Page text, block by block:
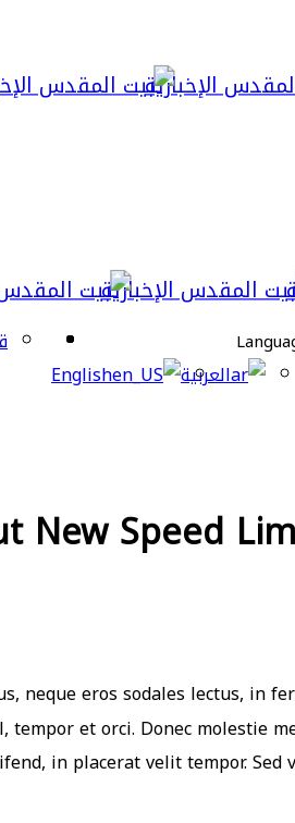
العربية English
New Speed
neque eros sodales lectus, in
et orci. Donec molestie
in placerat velit tempor. Sed